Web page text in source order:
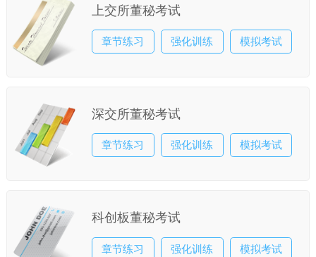
上交所董秘考试
章节练习 强化训练 模拟考试
深交所董秘考试
章节练习 强化训练 模拟考试
科创板董秘考试
章节练习 强化训练 模拟考试